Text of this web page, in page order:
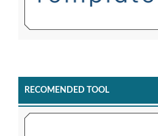
RECOMENDED TOOL